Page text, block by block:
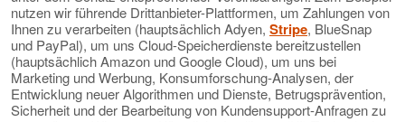
nutzen wir führende Drittanbieter-Plattformen, um Zahlungen von
Ihnen zu verarbeiten (hauptsächlich Adyen, Stripe, BlueSnap
und PayPal), um uns Cloud-Speicherdienste bereitzustellen
(hauptsächlich Amazon und Google Cloud), um uns bei
Marketing und Werbung, Konsumforschung-Analysen, der
Entwicklung neuer Algorithmen und Dienste, Betrugsprävention,
Sicherheit und der Bearbeitung von Kundensupport-Anfragen zu